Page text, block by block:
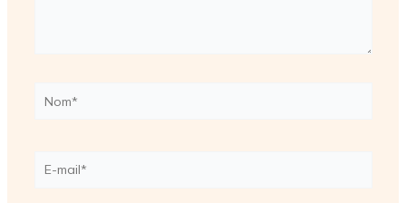
Nom*
E-